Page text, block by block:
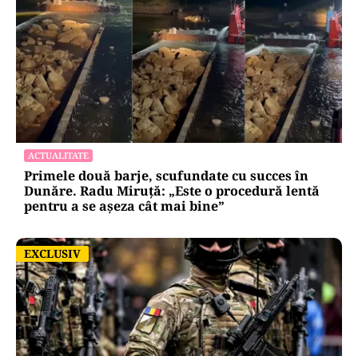
ACTUALITATE
Primele două barje, scufundate cu succes în
Dunăre. Radu Miruță: „Este o procedură lentă
pentru a se așeza cât mai bine”
EXCLUSIV
EXCLUSIV